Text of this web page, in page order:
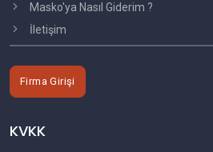
Masko'ya Nasıl Giderim ?
İletişim
Firma Girişi
KVKK